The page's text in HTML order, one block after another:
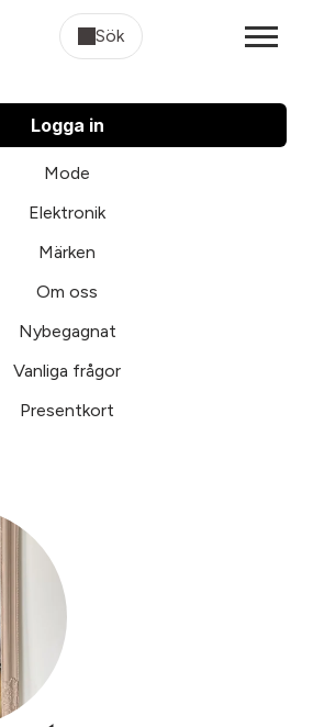
Sök
Logga in
Mode
Elektronik
Märken
Om oss
Nybegagnat
Vanliga frågor
Presentkort